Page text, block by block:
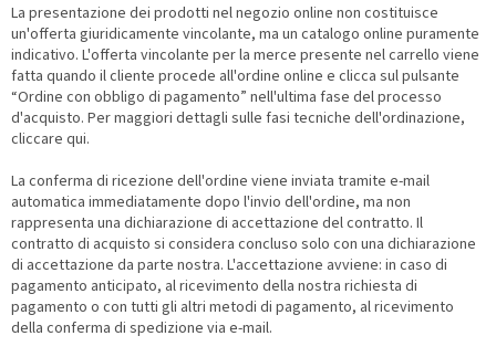
La presentazione dei prodotti nel negozio online non costituisce
un'offerta giuridicamente vincolante, ma un catalogo online puramente
indicativo. L'offerta vincolante per la merce presente nel carrello viene
fatta quando il cliente procede all'ordine online e clicca sul pulsante
“Ordine con obbligo di pagamento” nell'ultima fase del processo
d'acquisto. Per maggiori dettagli sulle fasi tecniche dell'ordinazione,
cliccare qui.
La conferma di ricezione dell'ordine viene inviata tramite e-mail
automatica immediatamente dopo l'invio dell'ordine, ma non
rappresenta una dichiarazione di accettazione del contratto. Il
contratto di acquisto si considera concluso solo con una dichiarazione
di accettazione da parte nostra. L'accettazione avviene: in caso di
pagamento anticipato, al ricevimento della nostra richiesta di
pagamento o con tutti gli altri metodi di pagamento, al ricevimento
della conferma di spedizione via e-mail.